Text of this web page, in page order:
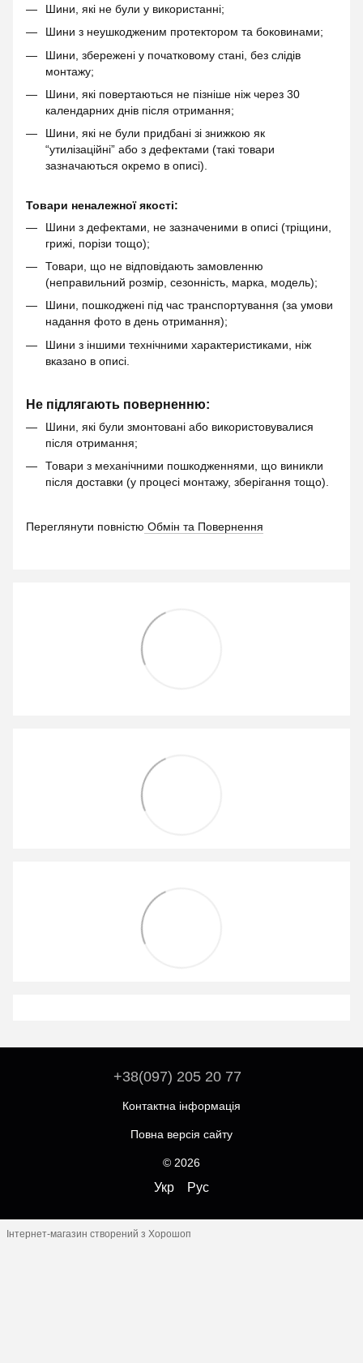
Шини, які не були у використанні;
Шини з неушкодженим протектором та боковинами;
Шини, збережені у початковому стані, без слідів
монтажу;
Шини, які повертаються не пізніше ніж через 30
календарних днів після отримання;
Шини, які не були придбані зі знижкою як
“утилізаційні” або з дефектами (такі товари
зазначаються окремо в описі).
Товари неналежної якості:
Шини з дефектами, не зазначеними в описі (тріщини,
грижі, порізи тощо);
Товари, що не відповідають замовленню
(неправильний розмір, сезонність, марка, модель);
Шини, пошкоджені під час транспортування (за умови
надання фото в день отримання);
Шини з іншими технічними характеристиками, ніж
вказано в описі.
Не підлягають поверненню:
Шини, які були змонтовані або використовувалися
після отримання;
Товари з механічними пошкодженнями, що виникли
після доставки (у процесі монтажу, зберігання тощо).
Переглянути повністю Обмін та Повернення
+38(097) 205 20 77
Контактна інформація
Повна версія сайту
© 2026
Укр Рус
Інтернет-магазин створений з Хорошоп